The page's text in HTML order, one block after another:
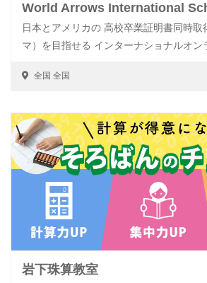
World Arrows International
日本とアメリカの 高校卒業証明書同時取
マ）を目指せる インターナショナルオン
全国 全国
岩下珠算教室